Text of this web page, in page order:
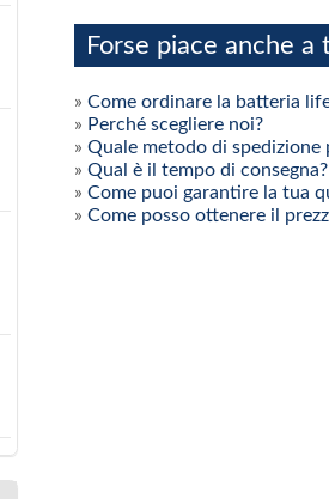
Forse piace anche a
» Come ordinare la batteria
» Perché scegliere noi?
» Quale metodo di spedizione
» Qual è il tempo di consegna?
» Come puoi garantire la tua
» Come posso ottenere il